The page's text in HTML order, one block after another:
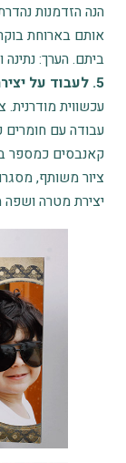
הנה הזדמנות
אותם בארוחת
ביתם. הערך: נתינה
5. לעבוד על יצירה משותפת –
עכשווית מודרנית.
עבודה עם חומרים
קאנבסים כמספר
ציור משותף,
יצירת מטרה